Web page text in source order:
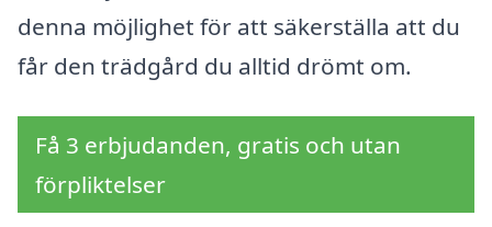
denna möjlighet för att säkerställa att du
får den trädgård du alltid drömt om.
Få 3 erbjudanden, gratis och utan
förpliktelser